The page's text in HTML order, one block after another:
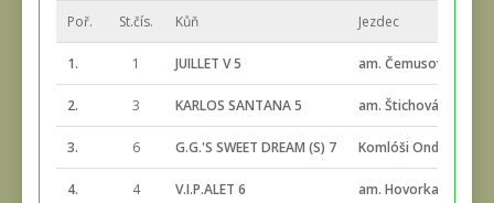
Poř. St.čís. Kůň Jezdec
1. 1 JUILLET V 5 am. Čemusová Alena
2. 3 KARLOS SANTANA 5 am. Štichová Marie
3. 6 G.G.'S SWEET DREAM (S) 7 Komlóši Ondrej
4. 4 V.I.P.ALET 6 am. Hovorka Josef